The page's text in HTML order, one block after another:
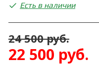
22 500 руб.
24 500 руб.
Есть в наличии